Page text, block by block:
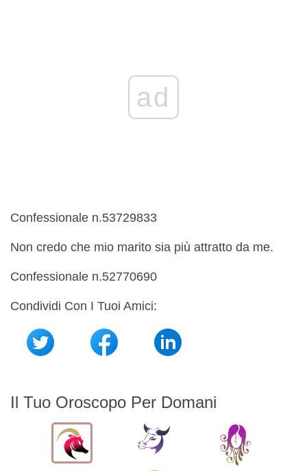
ad
Confessionale n.53729833
Non credo che mio marito sia più attratto da me.
Confessionale n.52770690
Condividi Con I Tuoi Amici:
Il Tuo Oroscopo Per Domani